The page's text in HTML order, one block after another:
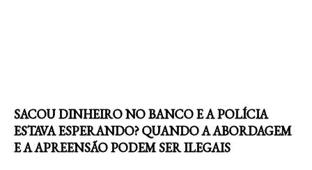
SACOU DINHEIRO NO BANCO E A POLÍCIA
ESTAVA ESPERANDO? QUANDO A ABORDAGEM
E A APREENSÃO PODEM SER ILEGAIS